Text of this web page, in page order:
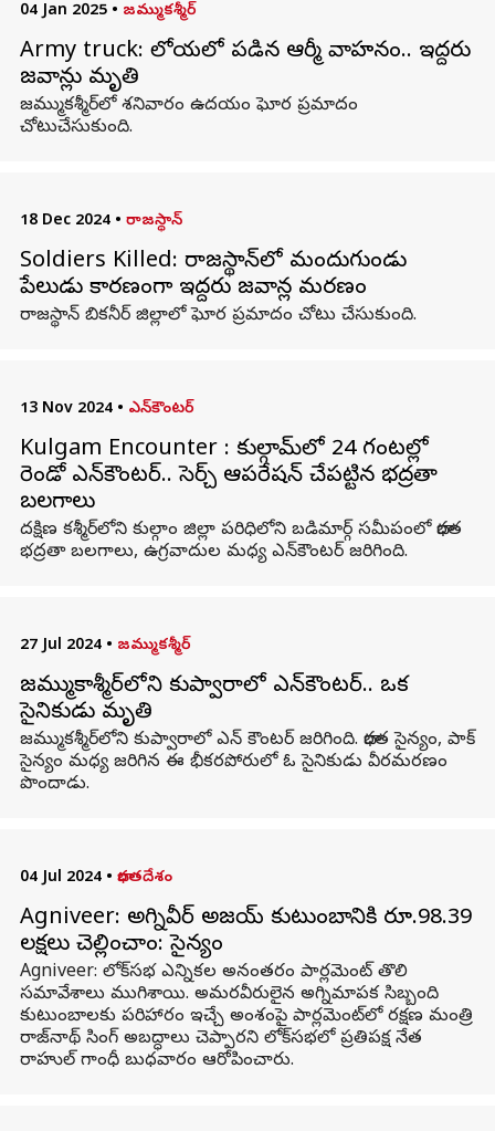
04 Jan 2025 • జమ్ముకశ్మీర్
Army truck: లోయలో పడిన ఆర్మీ వాహనం.. ఇద్దరు
జవాన్లు మృతి
జమ్ముకశ్మీర్‌లో శనివారం ఉదయం ఘోర ప్రమాదం
చోటుచేసుకుంది.
18 Dec 2024 • రాజస్థాన్
Soldiers Killed: రాజస్థాన్‌లో మందుగుండు
పేలుడు కారణంగా ఇద్దరు జవాన్ల మరణం
రాజస్థాన్‌ బికనీర్‌ జిల్లాలో ఘోర ప్రమాదం చోటు చేసుకుంది.
13 Nov 2024 • ఎన్‌కౌంటర్
Kulgam Encounter : కుల్గామ్‌లో 24 గంటల్లో
రెండో ఎన్‌కౌంటర్.. సెర్చ్ ఆపరేషన్ చేపట్టిన భద్రతా
బలగాలు
దక్షిణ కశ్మీర్‌లోని కుల్గాం జిల్లా పరిధిలోని బడిమార్గ్ సమీపంలో భారత
భద్రతా బలగాలు, ఉగ్రవాదుల మధ్య ఎన్‌కౌంటర్ జరిగింది.
27 Jul 2024 • జమ్ముకశ్మీర్
జమ్ముకాశ్మీర్‌లోని కుప్వారాలో ఎన్‌కౌంటర్.. ఒక
సైనికుడు మృతి
జమ్ముకశ్మీర్‌లోని కుప్వారాలో ఎన్ కౌంటర్ జరిగింది. భారత సైన్యం, పాక్
సైన్యం మధ్య జరిగిన ఈ భీకరపోరులో ఓ సైనికుడు వీరమరణం
పొందాడు.
04 Jul 2024 • భారతదేశం
Agniveer: అగ్నివీర్ అజయ్ కుటుంబానికి రూ.98.39
లక్షలు చెల్లించాం: సైన్యం
Agniveer: లోక్‌సభ ఎన్నికల అనంతరం పార్లమెంట్ తొలి
సమావేశాలు ముగిశాయి. అమరవీరులైన అగ్నిమాపక సిబ్బంది
కుటుంబాలకు పరిహారం ఇచ్చే అంశంపై పార్లమెంట్‌లో రక్షణ మంత్రి
రాజ్‌నాథ్ సింగ్ అబద్ధాలు చెప్పారని లోక్‌సభలో ప్రతిపక్ష నేత
రాహుల్ గాంధీ బుధవారం ఆరోపించారు.